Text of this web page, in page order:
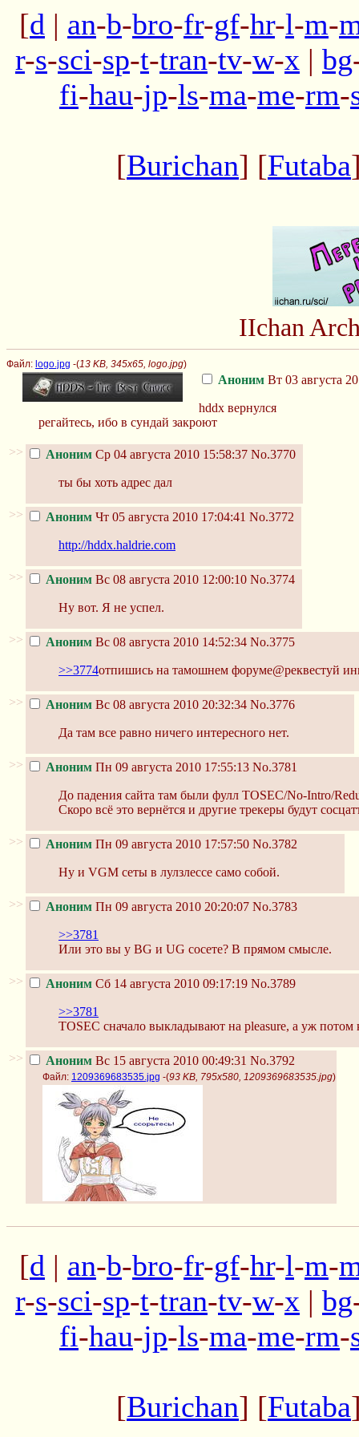
[d | an-b-bro-fr-gf-hr-l-m-
r-s-sci-sp-t-tran-tv-w-x | bg
fi-hau-jp-ls-ma-me-rm-
[Burichan] [Futaba
IIchan
Файл: logo.jpg -(13 KB, 345x65, logo.jpg)
Аноним Вт 03 августа
hddx вернулся
регайтесь, ибо в сундай закроют
>> Аноним Ср 04 августа 2010 15:58:37 No.3770
ты бы хоть адрес дал
>> Аноним Чт 05 августа 2010 17:04:41 No.3772
http://hddx.haldrie.com
>> Аноним Вс 08 августа 2010 12:00:10 No.3774
Ну вот. Я не успел.
>> Аноним Вс 08 августа 2010 14:52:34 No.3775
>>3774отпишись на тамошнем форуме@реквестуй
>> Аноним Вс 08 августа 2010 20:32:34 No.3776
Да там все равно ничего интересного нет.
>> Аноним Пн 09 августа 2010 17:55:13 No.3781
До падения сайта там были фулл TOSEC/No-Intro/
Скоро всё это вернётся и другие трекеры будут
>> Аноним Пн 09 августа 2010 17:57:50 No.3782
Ну и VGM сеты в лулзлессе само собой.
>> Аноним Пн 09 августа 2010 20:20:07 No.3783
>>3781
Или это вы у BG и UG сосете? В прямом смысле.
>> Аноним Сб 14 августа 2010 09:17:19 No.3789
>>3781
TOSEC сначало выкладывают на pleasure, а уж потом
>> Аноним Вс 15 августа 2010 00:49:31 No.3792
Файл: 1209369683535.jpg -(93 KB, 795x580, 1209369683535.jpg)
[d | an-b-bro-fr-gf-hr-l-m-
r-s-sci-sp-t-tran-tv-w-x | bg
fi-hau-jp-ls-ma-me-rm-
[Burichan] [Futaba